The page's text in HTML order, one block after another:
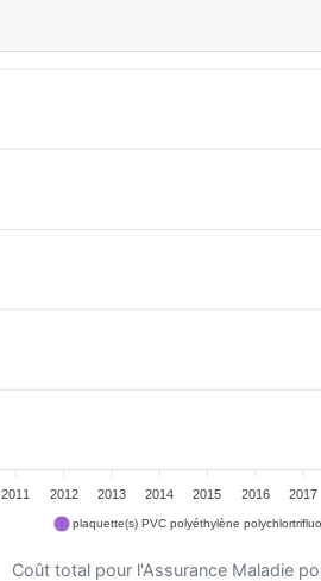
2011 2012 2013 2014 2015 2016 2017
plaquette(s) PVC polyéthylène
Coût total pour l'Assurance Maladie